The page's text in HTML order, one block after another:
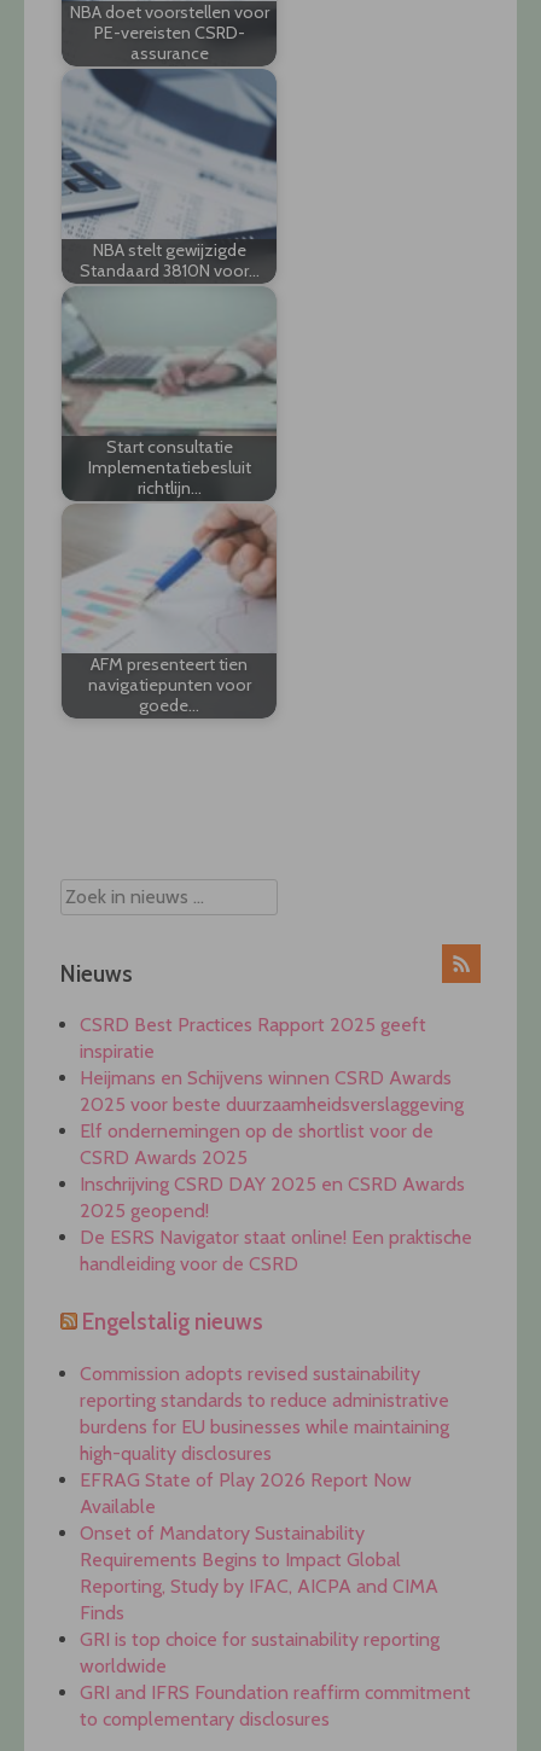
NBA doet voorstellen voor
PE-vereisten CSRD-
assurance
NBA stelt gewijzigde
Standaard 3810N voor…
Start consultatie
Implementatiebesluit
richtlijn…
AFM presenteert tien
navigatiepunten voor
goede…
Nieuws
CSRD Best Practices Rapport 2025 geeft
inspiratie
Heijmans en Schijvens winnen CSRD Awards
2025 voor beste duurzaamheidsverslaggeving
Elf ondernemingen op de shortlist voor de
CSRD Awards 2025
Inschrijving CSRD DAY 2025 en CSRD Awards
2025 geopend!
De ESRS Navigator staat online! Een praktische
handleiding voor de CSRD
Engelstalig nieuws
Commission adopts revised sustainability
reporting standards to reduce administrative
burdens for EU businesses while maintaining
high-quality disclosures
EFRAG State of Play 2026 Report Now
Available
Onset of Mandatory Sustainability
Requirements Begins to Impact Global
Reporting, Study by IFAC, AICPA and CIMA
Finds
GRI is top choice for sustainability reporting
worldwide
GRI and IFRS Foundation reaffirm commitment
to complementary disclosures